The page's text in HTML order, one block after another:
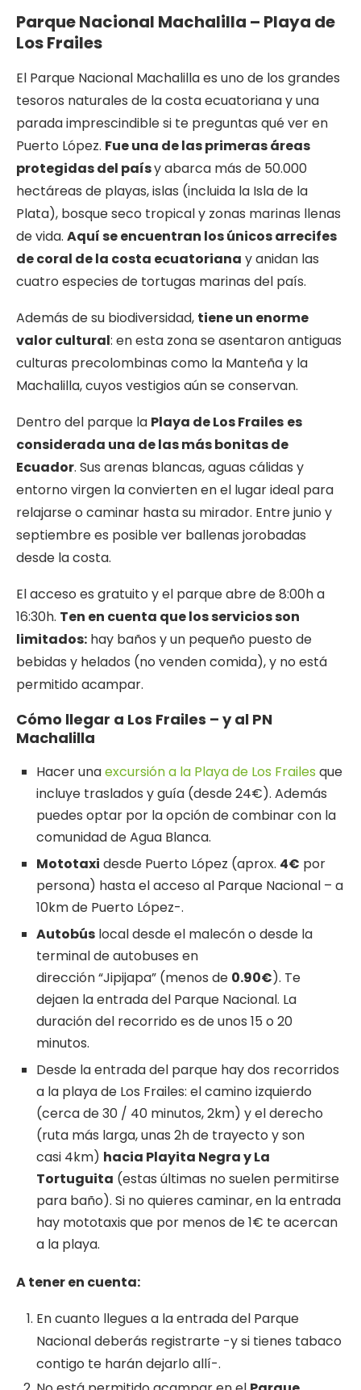
Parque Nacional Machalilla – Playa de
Los Frailes
El Parque Nacional Machalilla es uno de los grandes
tesoros naturales de la costa ecuatoriana y una
parada imprescindible si te preguntas qué ver en
Puerto López. Fue una de las primeras áreas
protegidas del paísy abarca más de 50.000
hectáreas de playas, islas (incluida la Isla de la
Plata), bosque seco tropical y zonas marinas llenas
de vida. Aquí se encuentran los únicos arrecifes
de coral de la costa ecuatoriana y anidan las
cuatro especies de tortugas marinas del país.
Además de su biodiversidad, tiene un enorme
valor cultural: en esta zona se asentaron antiguas
culturas precolombinas como la Manteña y la
Machalilla, cuyos vestigios aún se conservan.
Dentro del parque la Playa de Los Frailes es
considerada una de las más bonitas de
Ecuador. Sus arenas blancas, aguas cálidas y
entorno virgen la convierten en el lugar ideal para
relajarse o caminar hasta su mirador. Entre junio y
septiembre es posible ver ballenas jorobadas
desde la costa.
El acceso es gratuito y el parque abre de 8:00h a
16:30h. Ten en cuenta que los servicios son
limitados: hay baños y un pequeño puesto de
bebidas y helados (no venden comida), y no está
permitido acampar.
Cómo llegar a Los Frailes – y al PN
Machalilla
Hacer unaexcursión a la Playa de Los Frailes que
incluye traslados y guía (desde 24€). Además
puedes optar por la opción de combinar con la
comunidad de Agua Blanca.
Mototaxi desde Puerto López (aprox. 4€ por
persona) hasta el acceso al Parque Nacional – a
10km de Puerto López-.
Autobús local desde el malecón o desde la
terminal de autobuses en
dirección “Jipijapa” (menos de 0.90€). Te
dejaen la entrada del Parque Nacional. La
duración del recorrido es de unos 15 o 20
minutos.
Desde la entrada del parque hay dos recorridos
a la playa de Los Frailes: el camino izquierdo
(cerca de 30 / 40 minutos, 2km) y el derecho
(ruta más larga, unas 2h de trayecto y son
casi 4km) hacia Playita Negra y La
Tortuguita (estas últimas no suelen permitirse
para baño). Si no quieres caminar, en la entrada
hay mototaxis que por menos de 1€ te acercan
a la playa.
A tener en cuenta:
En cuanto llegues a la entrada del Parque
Nacional deberás registrarte -y si tienes tabaco
contigo te harán dejarlo allí-.